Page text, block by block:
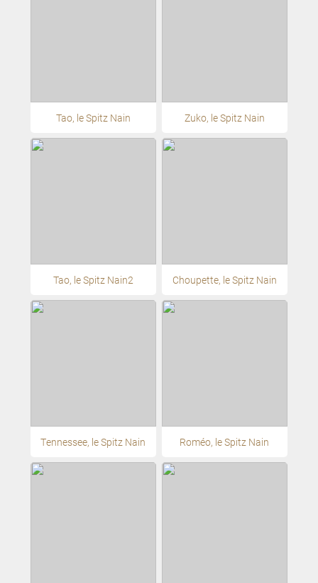
Tao, le Spitz Nain Zuko, le Spitz Nain
Tao, le Spitz Nain2 Choupette, le Spitz Nain
Tennessee, le Spitz Nain Roméo, le Spitz Nain